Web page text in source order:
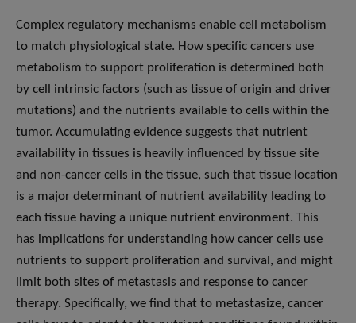
Complex regulatory mechanisms enable cell metabolism
to match physiological state. How specific cancers use
metabolism to support proliferation is determined both
by cell intrinsic factors (such as tissue of origin and driver
mutations) and the nutrients available to cells within the
tumor. Accumulating evidence suggests that nutrient
availability in tissues is heavily influenced by tissue site
and non-cancer cells in the tissue, such that tissue location
is a major determinant of nutrient availability leading to
each tissue having a unique nutrient environment. This
has implications for understanding how cancer cells use
nutrients to support proliferation and survival, and might
limit both sites of metastasis and response to cancer
therapy. Specifically, we find that to metastasize, cancer